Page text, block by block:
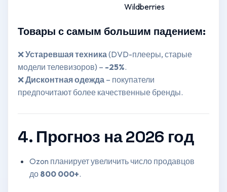
Wildberries
Товары с самым большим падением:
❌Устаревшая техника(DVD-плееры, старые
модели телевизоров) – -25%.
❌Дисконтная одежда – покупатели
предпочитают более качественные бренды.
4. Прогноз на 2026 год
Ozon планирует увеличить число продавцов
до 800 000+.